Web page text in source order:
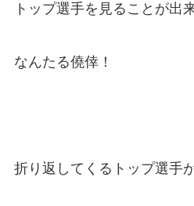
トップ選手を見ることが出
なんたる僥倖！
折り返してくるトップ選手